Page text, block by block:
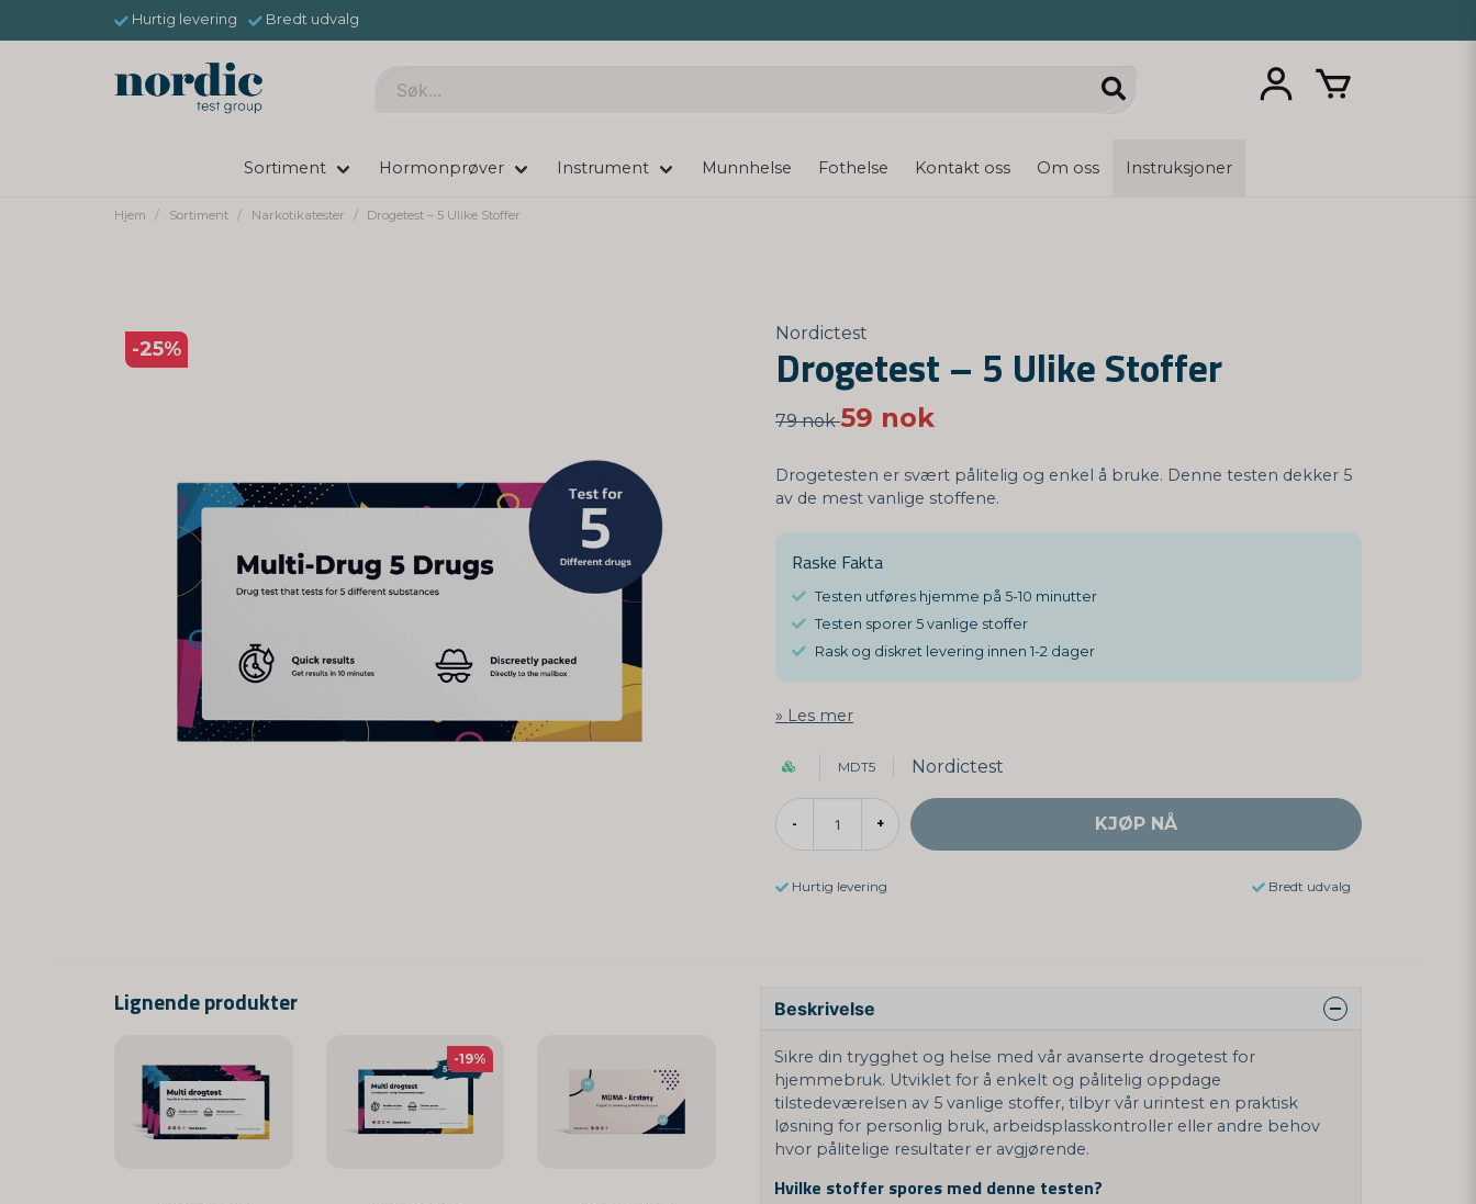
Hurtig levering Bredt udvalg
Sortiment Hormonprøver Instrument Munnhelse Fothelse Kontakt oss Om oss Instruksjoner
Hjem Sortiment Narkotikatester Drogetest – 5 Ulike Stoffer
-25%
Nordictest
Drogetest – 5 Ulike Stoffer
79 nok59 nok
Drogetesten er svært pålitelig og enkel å bruke. Denne testen dekker 5
av de mest vanlige stoffene.
Raske Fakta
Testen utføres hjemme på 5-10 minutter
Testen sporer 5 vanlige stoffer
Rask og diskret levering innen 1-2 dager
Les mer
MDT5 Nordictest
- + KJØP NÅ
Hurtig levering Bredt udvalg
Lignende produkter
-19%
Beskrivelse
Sikre din trygghet og helse med vår avanserte drogetest for
hjemmebruk. Utviklet for å enkelt og pålitelig oppdage
tilstedeværelsen av 5 vanlige stoffer, tilbyr vår urintest en praktisk
løsning for personlig bruk, arbeidsplasskontroller eller andre behov
hvor pålitelige resultater er avgjørende.
Hvilke stoffer spores med denne testen?